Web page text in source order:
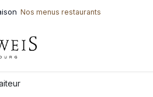
Nos menus restaurants